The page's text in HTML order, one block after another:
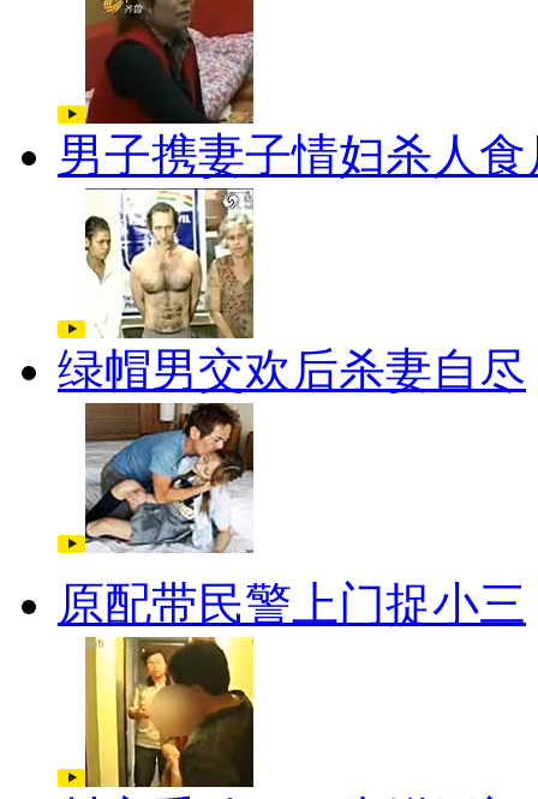
男子携妻子情妇杀人食
绿帽男交欢后杀妻自尽
原配带民警上门捉小三